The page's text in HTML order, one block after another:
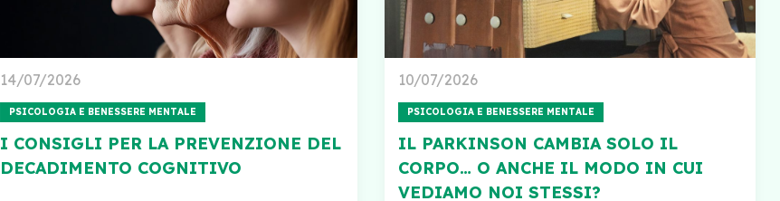
14/07/2026
PSICOLOGIA E BENESSERE MENTALE
I CONSIGLI PER LA PREVENZIONE DEL
DECADIMENTO COGNITIVO
10/07/2026
PSICOLOGIA E BENESSERE MENTALE
IL PARKINSON CAMBIA SOLO IL
CORPO… O ANCHE IL MODO IN CUI
VEDIAMO NOI STESSI?